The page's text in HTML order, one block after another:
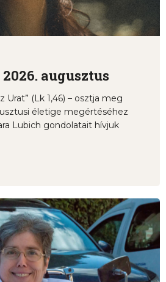
augusztus
Urat” (Lk 1,46) – osztja meg
életige megértéséhez
Lubich gondolatait hívjuk